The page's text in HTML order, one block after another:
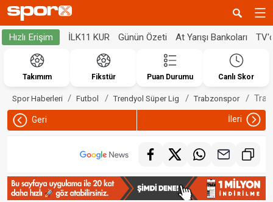
Hızlı Erişim İLK11 KUR Günün Özeti At Yarışı Bankoları
Takımım Fikstür Puan Durumu Canlı Skor
Spor Haberleri Futbol Trendyol Süper Lig Trabzonspor
Geri İleri